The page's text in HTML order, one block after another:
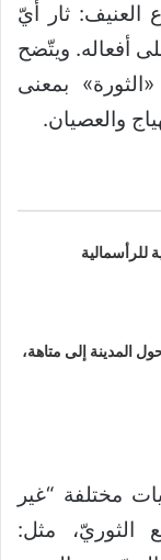
العنيف: ثار أيّ
أفعاله. ويتّضح
بمعنى
والعصيان.
للرأسمالية
المدينة إلى متاهة،
مختلفة “غير
الثوريّ، مثل: